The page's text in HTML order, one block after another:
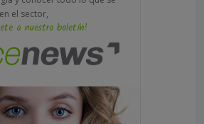
el sector,
a nuestro boletín!